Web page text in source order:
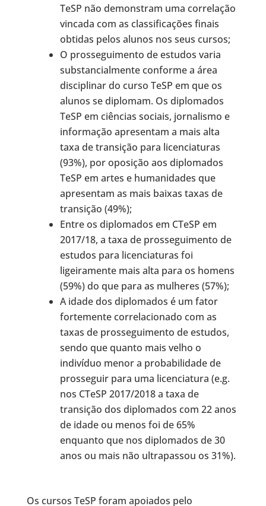
TeSP não demonstram uma correlação
vincada com as classificações finais
obtidas pelos alunos nos seus cursos;
O prosseguimento de estudos varia
substancialmente conforme a área
disciplinar do curso TeSP em que os
alunos se diplomam. Os diplomados
TeSP em ciências sociais, jornalismo e
informação apresentam a mais alta
taxa de transição para licenciaturas
(93%), por oposição aos diplomados
TeSP em artes e humanidades que
apresentam as mais baixas taxas de
transição (49%);
Entre os diplomados em CTeSP em
2017/18, a taxa de prosseguimento de
estudos para licenciaturas foi
ligeiramente mais alta para os homens
(59%) do que para as mulheres (57%);
A idade dos diplomados é um fator
fortemente correlacionado com as
taxas de prosseguimento de estudos,
sendo que quanto mais velho o
indivíduo menor a probabilidade de
prosseguir para uma licenciatura (e.g.
nos CTeSP 2017/2018 a taxa de
transição dos diplomados com 22 anos
de idade ou menos foi de 65%
enquanto que nos diplomados de 30
anos ou mais não ultrapassou os 31%).
Os cursos TeSP foram apoiados pelo